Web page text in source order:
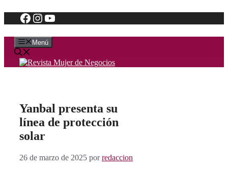
Saltar
al
Facebook
Instagram
YouTube
Menú
Yanbal presenta su
línea de protección
solar
26 de marzo de 2025 porredaccion